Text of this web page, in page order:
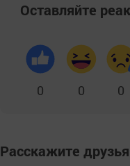
Оставляйте
0 0 0
Расскажите